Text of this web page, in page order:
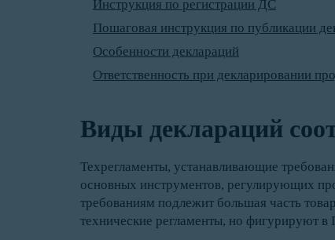
Инструкция по регистрации ДС
Пошаговая инструкция по публикации
Особенности деклараций
Ответственность при декларировании
Виды деклараций
Техрегламенты, устанавливающие
основных инструментов, регулирующих
требованиям подлежит большая часть
технические регламенты, но фигурируют